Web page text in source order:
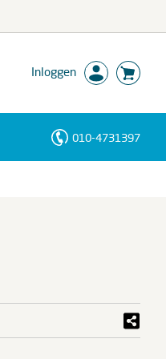
Inloggen
010-4731397